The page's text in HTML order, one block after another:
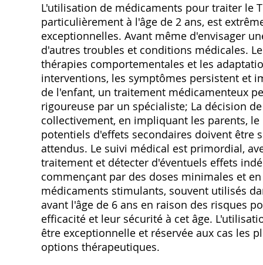
L'utilisation de médicaments pour traiter le
particulièrement à l'âge de 2 ans, est
exceptionnelles. Avant même d'envisager
d'autres troubles et conditions médicales.
thérapies comportementales et les
interventions, les symptômes persistent et
de l'enfant, un traitement médicamenteux
rigoureuse par un spécialiste; La décision
collectivement, en impliquant les parents,
potentiels d'effets secondaires doivent être
attendus. Le suivi médical est primordial,
traitement et détecter d'éventuels effets
commençant par des doses minimales et
médicaments stimulants, souvent utilisés
avant l'âge de 6 ans en raison des risques
efficacité et leur sécurité à cet âge.
être exceptionnelle et réservée aux cas les
options thérapeutiques.